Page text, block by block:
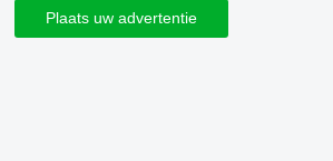
Plaats uw advertentie